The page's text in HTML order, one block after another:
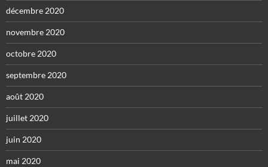
décembre 2020
novembre 2020
octobre 2020
septembre 2020
août 2020
juillet 2020
juin 2020
mai 2020